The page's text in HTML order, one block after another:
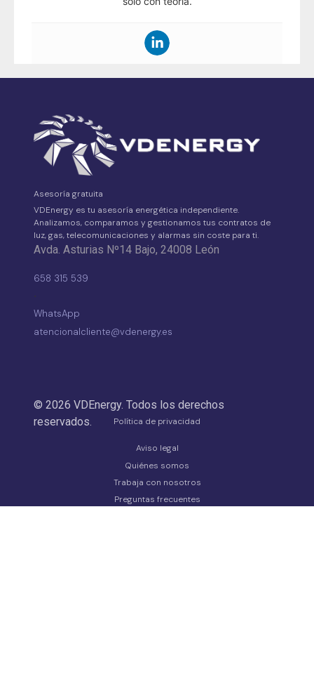
Asesoría gratuita
VDEnergy es tu asesoría energética independiente.
Analizamos, comparamos y gestionamos tus contratos de
luz, gas, telecomunicaciones y alarmas sin coste para ti.
Avda. Asturias Nº14 Bajo, 24008 León
658 315 539
·
WhatsApp
atencionalcliente@vdenergy.es
© 2026 VDEnergy. Todos los derechos
reservados.
Política de privacidad
Aviso legal
Quiénes somos
Trabaja con nosotros
Preguntas frecuentes